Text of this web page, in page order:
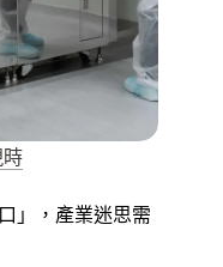
時
」，產業迷思需